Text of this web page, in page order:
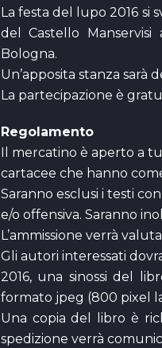
La festa del lupo 2016 si
del Castello
Bologna.
Un’apposita stanza
La partecipazione è
Regolamento
Il mercatino è aperto a
cartacee che hanno
Saranno esclusi i testi
e/o offensiva. Saranno
L’ammissione verrà
Gli autori interessati
2016, una sinossi del
formato jpeg (800 pixel
Una copia del libro è
spedizione verrà